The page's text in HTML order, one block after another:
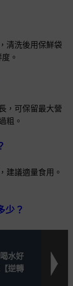
清洗後用保鮮袋
。
，可保留最大營
粗。
建議適量食用。
少？
水好
逆轉